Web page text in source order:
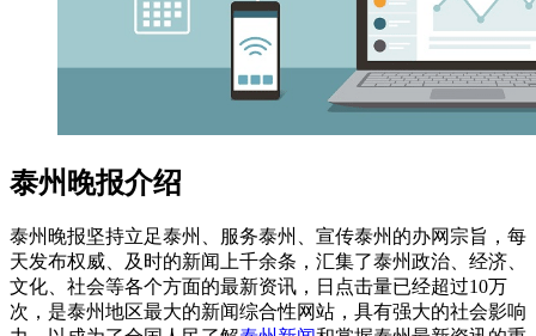
泰州晚报介绍
泰州晚报坚持立足泰州、服务泰州、宣传泰州的办网宗旨，每
天发布权威、及时的新闻上千余条，汇集了泰州政治、经济、
文化、社会等各个方面的最新资讯，日点击量已经超过10万
次，是泰州地区最大的新闻综合性网站，具有强大的社会影响